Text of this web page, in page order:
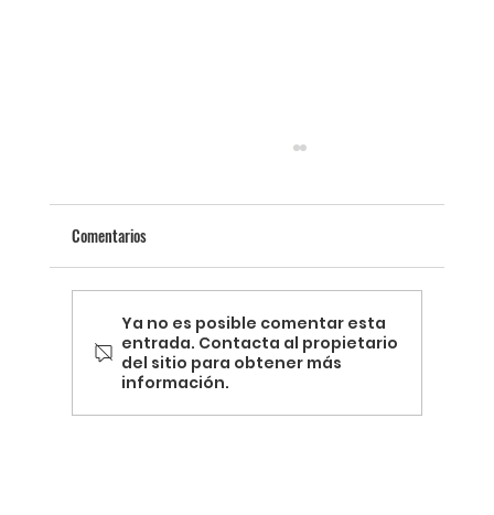
Comentarios
Ya no es posible comentar esta
entrada. Contacta al propietario
del sitio para obtener más
información.